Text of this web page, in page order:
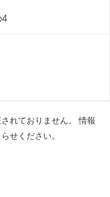
4
れておりません。 情報
せください。